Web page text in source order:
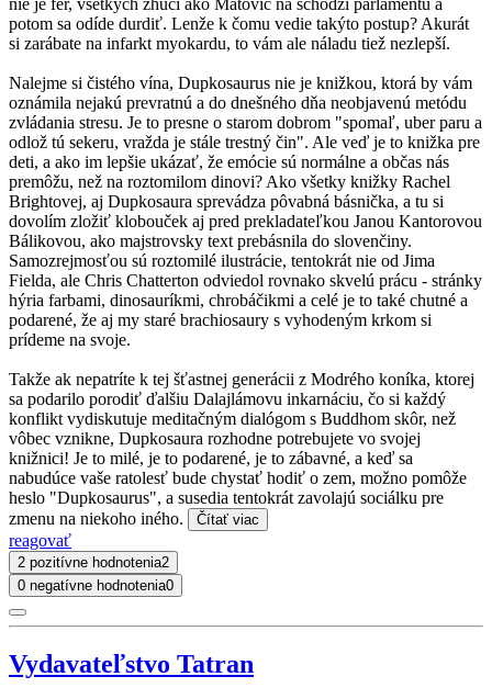
nie je fér, všetkých zhučí ako Matovič na schôdzi parlamentu a
potom sa odíde durdiť. Lenže k čomu vedie takýto postup? Akurát
si zarábate na infarkt myokardu, to vám ale náladu tiež nezlepší.
Nalejme si čistého vína, Dupkosaurus nie je knižkou, ktorá by vám
oznámila nejakú prevratnú a do dnešného dňa neobjavenú metódu
zvládania stresu. Je to presne o starom dobrom "spomaľ, uber paru a
odlož tú sekeru, vražda je stále trestný čin". Ale veď je to knižka pre
deti, a ako im lepšie ukázať, že emócie sú normálne a občas nás
premôžu, než na roztomilom dinovi? Ako všetky knižky Rachel
Brightovej, aj Dupkosaura sprevádza pôvabná básnička, a tu si
dovolím zložiť klobouček aj pred prekladateľkou Janou Kantorovou
Bálikovou, ako majstrovsky text prebásnila do slovenčiny.
Samozrejmosťou sú roztomilé ilustrácie, tentokrát nie od Jima
Fielda, ale Chris Chatterton odviedol rovnako skvelú prácu - stránky
hýria farbami, dinosauríkmi, chrobáčikmi a celé je to také chutné a
podarené, že aj my staré brachiosaury s vyhodeným krkom si
prídeme na svoje.
Takže ak nepatríte k tej šťastnej generácii z Modrého koníka, ktorej
sa podarilo porodiť ďalšiu Dalajlámovu inkarnáciu, čo si každý
konflikt vydiskutuje meditačným dialógom s Buddhom skôr, než
vôbec vznikne, Dupkosaura rozhodne potrebujete vo svojej
knižnici! Je to milé, je to podarené, je to zábavné, a keď sa
nabudúce vaše ratolesť bude chystať hodiť o zem, možno pomôže
heslo "Dupkosaurus", a susedia tentokrát zavolajú sociálku pre
zmenu na niekoho iného.
Čítať viac
reagovať
2 pozitívne hodnotenia2
0 negatívne hodnotenia0
Vydavateľstvo Tatran